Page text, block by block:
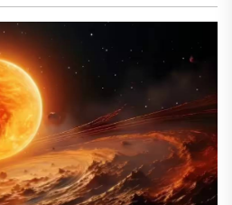
പ്രപഞ്ചത്തിലെ ഓരോ